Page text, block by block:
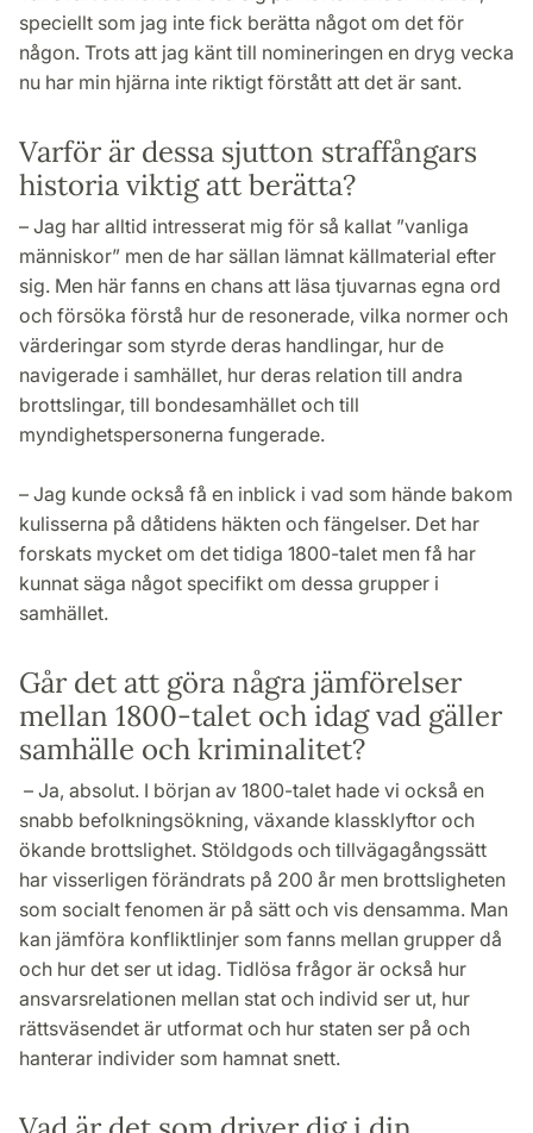
speciellt som jag inte fick berätta något om det för
någon. Trots att jag känt till nomineringen en dryg vecka
nu har min hjärna inte riktigt förstått att det är sant.
Varför är dessa sjutton straffångars
historia viktig att berätta?
– Jag har alltid intresserat mig för så kallat ”vanliga
människor” men de har sällan lämnat källmaterial efter
sig. Men här fanns en chans att läsa tjuvarnas egna ord
och försöka förstå hur de resonerade, vilka normer och
värderingar som styrde deras handlingar, hur de
navigerade i samhället, hur deras relation till andra
brottslingar, till bondesamhället och till
myndighetspersonerna fungerade.
– Jag kunde också få en inblick i vad som hände bakom
kulisserna på dåtidens häkten och fängelser. Det har
forskats mycket om det tidiga 1800-talet men få har
kunnat säga något specifikt om dessa grupper i
samhället.
Går det att göra några jämförelser
mellan 1800-talet och idag vad gäller
samhälle och kriminalitet?
– Ja, absolut. I början av 1800-talet hade vi också en
snabb befolkningsökning, växande klassklyftor och
ökande brottslighet. Stöldgods och tillvägagångssätt
har visserligen förändrats på 200 år men brottsligheten
som socialt fenomen är på sätt och vis densamma. Man
kan jämföra konfliktlinjer som fanns mellan grupper då
och hur det ser ut idag. Tidlösa frågor är också hur
ansvarsrelationen mellan stat och individ ser ut, hur
rättsväsendet är utformat och hur staten ser på och
hanterar individer som hamnat snett.